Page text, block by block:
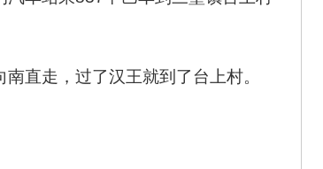
直走， 过了汉王就到了台上村。